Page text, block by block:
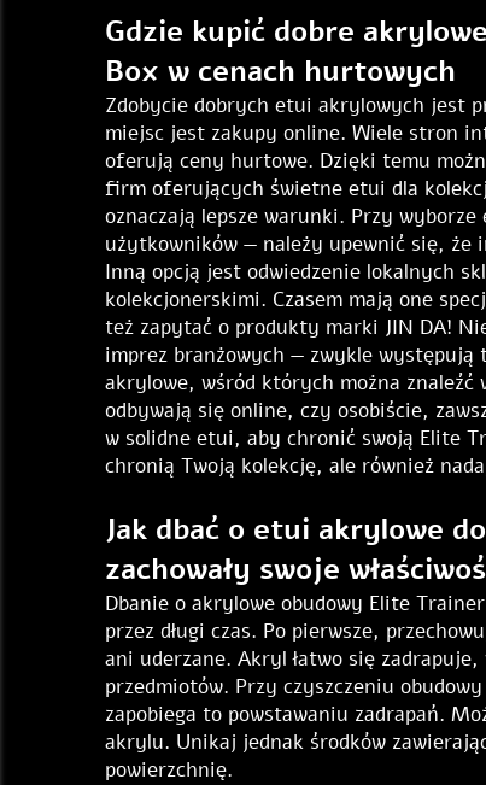
Gdzie kupić dobre
Box w cenach hurtowych
Zdobycie dobrych etui akrylowych jest
miejsc jest zakupy online. Wiele stron
oferują ceny hurtowe. Dzięki temu
firm oferujących świetne etui dla
oznaczają lepsze warunki. Przy
użytkowników — należy upewnić się, że
Inną opcją jest odwiedzenie lokalnych
kolekcjonerskimi. Czasem mają one
też zapytać o produkty marki JIN DA!
imprez branżowych — zwykle
akrylowe, wśród których można
odbywają się online, czy osobiście,
w solidne etui, aby chronić swoją Elite
chronią Twoją kolekcję, ale również
Jak dbać o etui akrylowe
zachowały swoje
Dbanie o akrylowe obudowy Elite
przez długi czas. Po pierwsze,
ani uderzane. Akryl łatwo się
przedmiotów. Przy czyszczeniu
zapobiega to powstawaniu zadrapań.
akrylu. Unikaj jednak środków
powierzchnię.